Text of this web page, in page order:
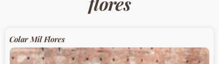
Colar Mil Flores